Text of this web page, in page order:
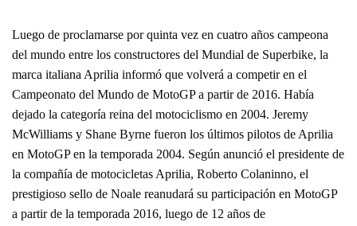
Luego de proclamarse por quinta vez en cuatro años campeona
del mundo entre los constructores del Mundial de Superbike, la
marca italiana Aprilia informó que volverá a competir en el
Campeonato del Mundo de MotoGP a partir de 2016. Había
dejado la categoría reina del motociclismo en 2004. Jeremy
McWilliams y Shane Byrne fueron los últimos pilotos de Aprilia
en MotoGP en la temporada 2004. Según anunció el presidente de
la compañía de motocicletas Aprilia, Roberto Colaninno, el
prestigioso sello de Noale reanudará su participación en MotoGP
a partir de la temporada 2016, luego de 12 años de